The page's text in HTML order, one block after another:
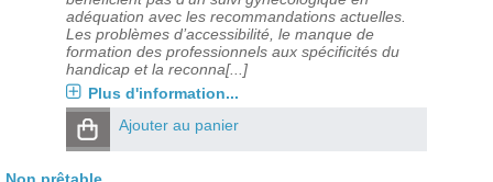
adéquation avec les recommandations actuelles.
Les problèmes d’accessibilité, le manque de
formation des professionnels aux spécificités du
handicap et la reconna[...]
Plus d'information...
Ajouter au panier